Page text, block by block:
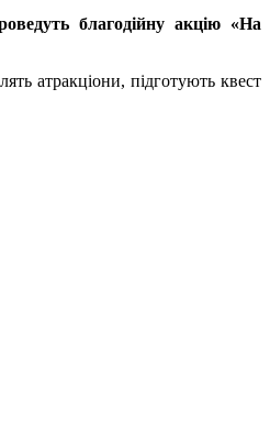
благодійну акцію «На
атракціони, підготують квест